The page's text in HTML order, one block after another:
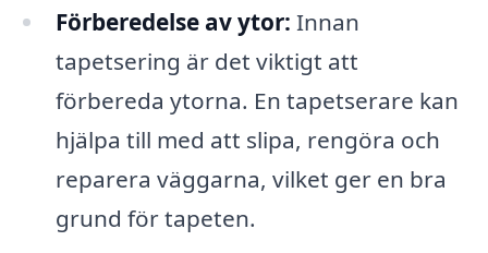
Förberedelse av ytor: Innan
tapetsering är det viktigt att
förbereda ytorna. En tapetserare kan
hjälpa till med att slipa, rengöra och
reparera väggarna, vilket ger en bra
grund för tapeten.